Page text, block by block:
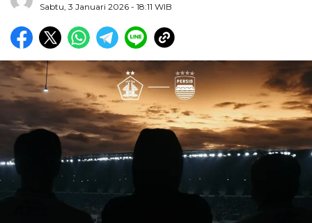
Sabtu, 3 Januari 2026 - 18:11 WIB